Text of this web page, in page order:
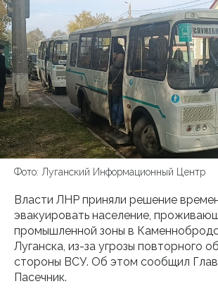
Фото: Луганский Информационный Центр
Власти ЛНР приняли решение
эвакуировать население,
промышленной зоны в
Луганска, из-за угрозы повторного
стороны ВСУ. Об этом сообщил
Пасечник.